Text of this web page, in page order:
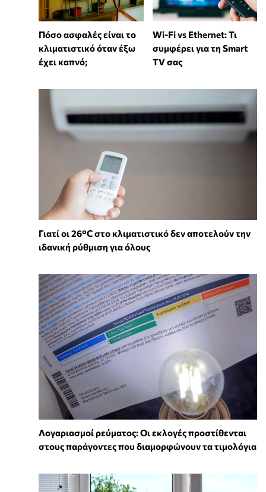
Πόσο ασφαλές είναι το
κλιματιστικό όταν έξω
έχει καπνό;
Wi-Fi vs Ethernet: Τι
συμφέρει για τη Smart
TV σας
Γιατί οι 26°C στο κλιματιστικό δεν αποτελούν την
ιδανική ρύθμιση για όλους
Λογαριασμοί ρεύματος: Οι εκλογές προστίθενται
στους παράγοντες που διαμορφώνουν τα τιμολόγια